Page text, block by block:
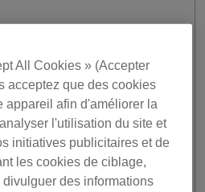
les désagréments que cela
et de votre soutien.
All Cookies » (Accepter
acceptez que des cookies
appareil afin d'améliorer la
l'utilisation du site et
initiatives publicitaires et de
les cookies de ciblage,
des informations